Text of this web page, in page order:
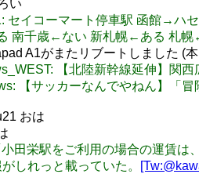
い
セイコーマート停車駅 函館→
南千歳←ない 新札幌←ある 札幌
A1がまたリブートしました (
【北陸新幹線延伸】関
【サッカーなんでやねん】「
おは
田栄駅をご利用の場合の運賃
しれっと載っていた。